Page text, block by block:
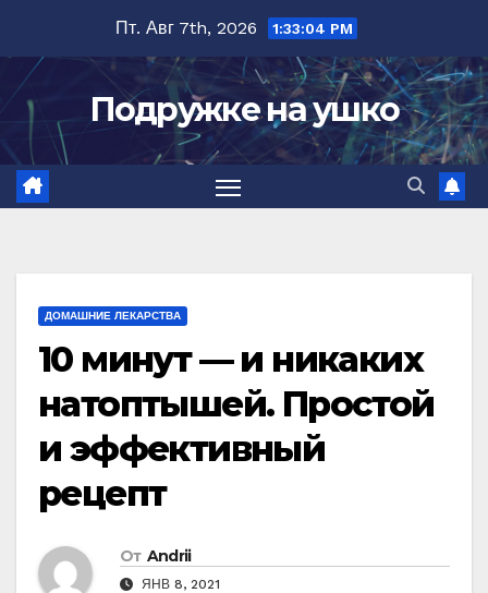
содержимому
Пт. Авг 7th, 2026 1:33:05 PM
Подружке на ушко
ДОМАШНИЕ ЛЕКАРСТВА
10 минут — и никаких
натоптышей. Простой
и эффективный
рецепт
От Andrii
ЯНВ 8, 2021